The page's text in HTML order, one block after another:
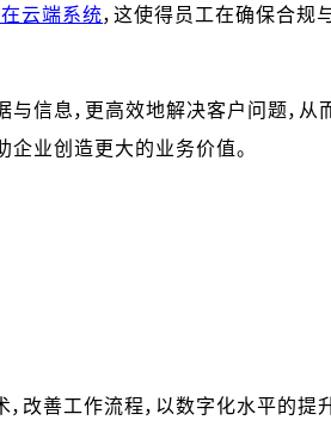
云端系统，这使得员工在确保合规
信息，更高效地解决客户问题，
企业创造更大的业务价值。
改善工作流程，以数字化水平的提